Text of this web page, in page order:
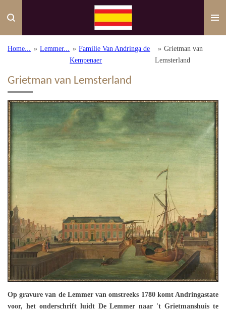
direct
de
Home... » Lemmer... » Familie Van Andringa de
Kempenaer
» Grietman van
Lemsterland
Grietman van Lemsterland
Op gravure van de Lemmer van omstreeks 1780 komt Andringastate
voor, het onderschrift luidt De Lemmer naar 't Grietmanshuis te